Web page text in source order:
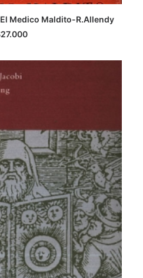
MÁS
Medico Maldito-R.Allendy
27.000